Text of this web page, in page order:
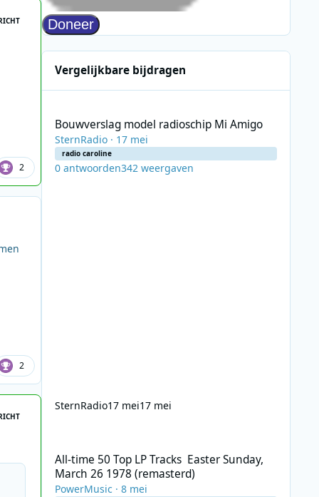
2
2
Vergelijkbare bijdragen
Bouwverslag model radioschip Mi Amigo
SternRadio· 17 mei
radio caroline
0 antwoorden342 weergaven
SternRadio17 mei17 mei
All-time 50 Top LP Tracks Easter Sunday,
March 26 1978 (remasterd)
PowerMusic · 8 mei